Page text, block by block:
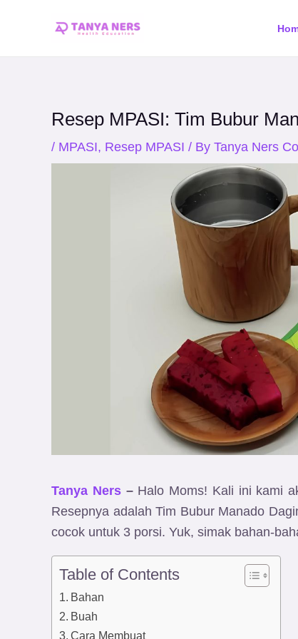
Resep MPASI: Tim Bubur
/ MPASI, Resep MPASI / By Tanya Ners
Tanya Ners– Halo Moms! Kali ini kami
Resepnya adalah Tim Bubur Manado
cocok untuk 3 porsi. Yuk, simak bahan-
Table of Contents
Bahan
Buah
Cara Membuat
navigation